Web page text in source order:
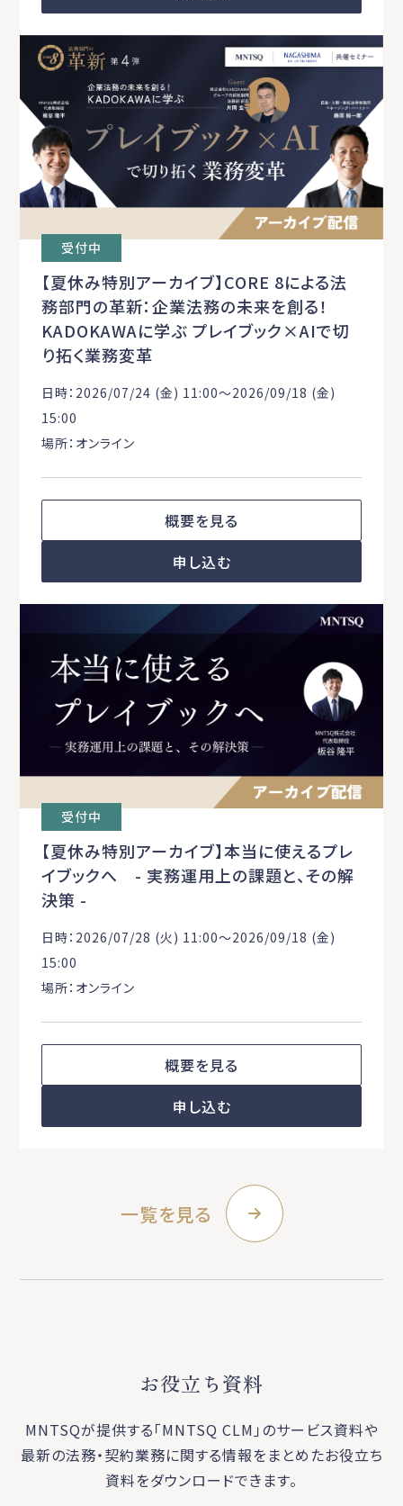
受付中
【夏休み特別アーカイブ】CORE 8による法
務部門の革新：企業法務の未来を創る！
KADOKAWAに学ぶ プレイブック×AIで切
り拓く業務変革
日時：2026/07/24 (金) 11:00〜2026/09/18 (金)
15:00
場所：オンライン
概要を見る
申し込む
受付中
【夏休み特別アーカイブ】本当に使えるプレ
イブックへ - 実務運用上の課題と、その解
決策 -
日時：2026/07/28 (火) 11:00〜2026/09/18 (金)
15:00
場所：オンライン
概要を見る
申し込む
一覧を見る
お役立ち資料
MNTSQが提供する「MNTSQ CLM」のサービス資料や
最新の法務・契約業務に関する情報をまとめたお役立ち
資料をダウンロードできます。